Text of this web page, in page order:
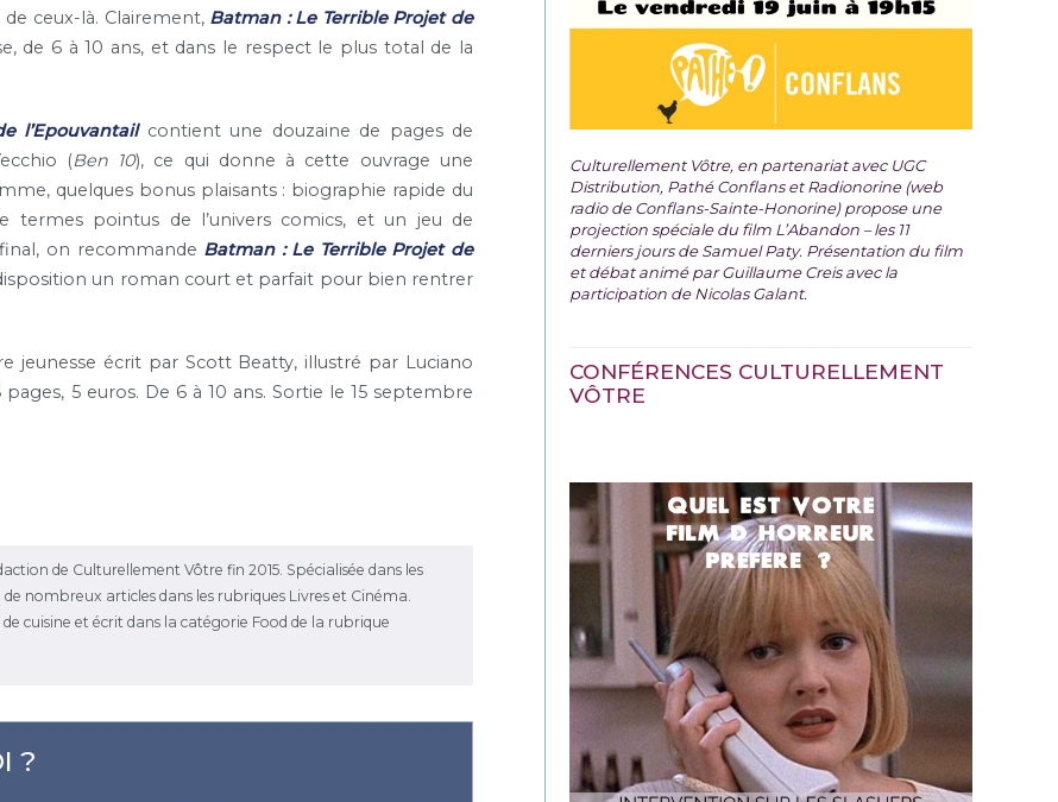
ceux-là. Clairement, Batman : Le Terrible Projet de
de 6 à 10 ans, et dans le respect le plus total de la
l’Epouvantailcontient une douzaine de pages de
(Ben 10), ce qui donne à cette ouvrage une
quelques bonus plaisants : biographie rapide du
termes pointus de l’univers comics, et un jeu de
on recommande Batman : Le Terrible Projet de
un roman court et parfait pour bien rentrer
jeunesse écrit par Scott Beatty, illustré par Luciano
pages, 5 euros. De 6 à 10 ans. Sortie le 15 septembre
de Culturellement Vôtre fin 2015. Spécialisée dans les
nombreux articles dans les rubriques Livres et Cinéma.
cuisine et écrit dans la catégorie Food de la rubrique
?
Culturellement Vôtre, en partenariat avec UGC
Distribution, Pathé Conflans et Radionorine (web
radio de Conflans-Sainte-Honorine) propose une
projection spéciale du film L’Abandon – les 11
derniers jours de Samuel Paty. Présentation du film
et débat animé par Guillaume Creis avec la
participation de Nicolas Galant.
CONFÉRENCES CULTURELLEMENT
VÔTRE